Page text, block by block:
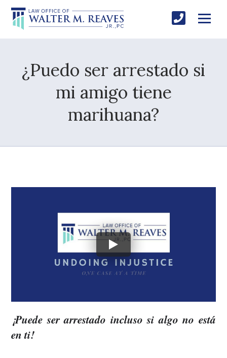
¿Puedo ser arrestado si
mi amigo tiene
marihuana?
¡Puede ser arrestado incluso si algo no está
en ti!